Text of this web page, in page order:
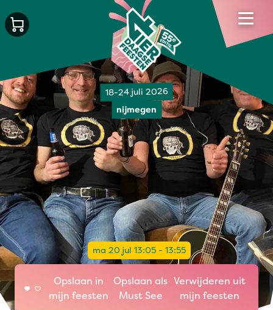
18-24 juli 2026
nijmegen
ma 20 jul 13:05 - 13:55
Opslaan in
mijn feesten
Opslaan als
Must See
Verwijderen uit
mijn feesten